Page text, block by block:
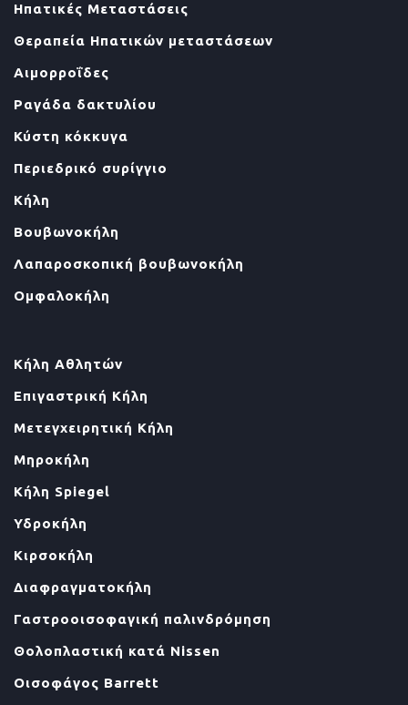
Ηπατικές Μεταστάσεις
Θεραπεία Ηπατικών μεταστάσεων
Αιμορροΐδες
Ραγάδα δακτυλίου
Κύστη κόκκυγα
Περιεδρικό συρίγγιο
Κήλη
Βουβωνοκήλη
Λαπαροσκοπική βουβωνοκήλη
Ομφαλοκήλη
Κήλη Αθλητών
Επιγαστρική Κήλη
Μετεγχειρητική Κήλη
Μηροκήλη
Κήλη Spiegel
Υδροκήλη
Κιρσοκήλη
Διαφραγματοκήλη
Γαστροοισοφαγική παλινδρόμηση
Θολοπλαστική κατά Nissen
Οισοφάγος Barrett